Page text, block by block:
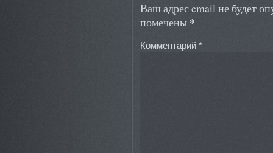
Ваш адрес email не будет
помечены *
Комментарий*